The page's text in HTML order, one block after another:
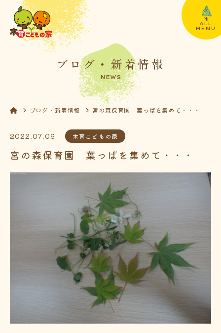
ALL
MENU
ブログ・新着情報
NEWS
ブログ・新着情報 宮の森保育園 葉っぱを集めて・・・
2022.07.06 木育こどもの家
宮の森保育園 葉っぱを集めて・・・